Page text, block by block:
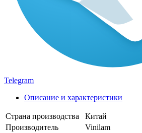
Telegram
Описание и характеристики
Страна производства
Китай
Производитель
Vinilam